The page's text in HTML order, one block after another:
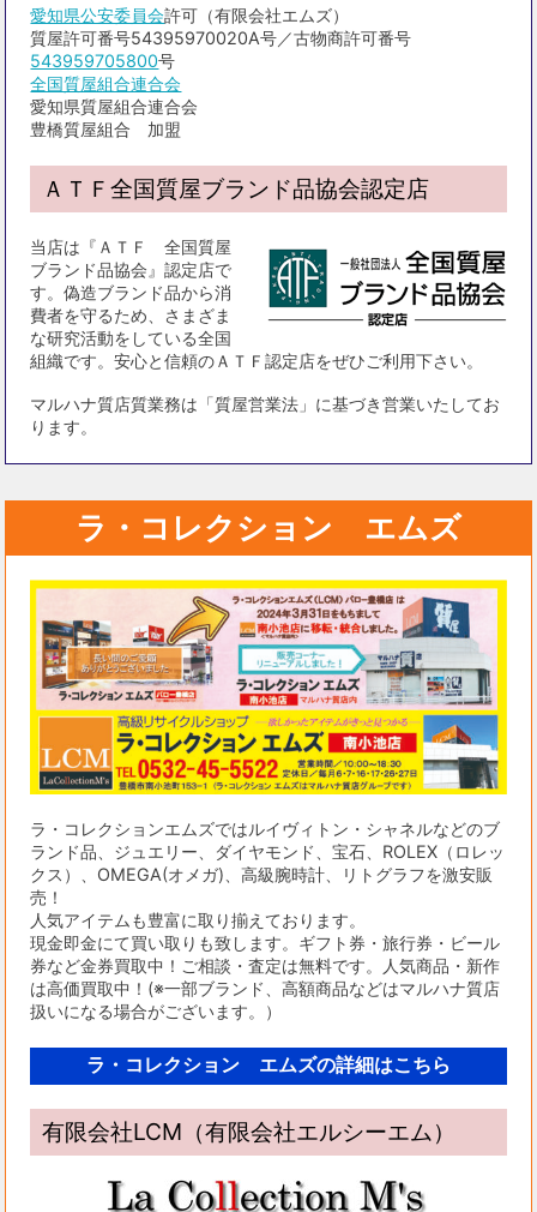
愛知県公安委員会許可（有限会社エムズ）
質屋許可番号54395970020A号／古物商許可番号
543959705800号
全国質屋組合連合会
愛知県質屋組合連合会
豊橋質屋組合 加盟
ＡＴＦ全国質屋ブランド品協会認定店
当店は『ＡＴＦ 全国質屋
ブランド品協会』認定店で
す。偽造ブランド品から消
費者を守るため、さまざま
な研究活動をしている全国
組織です。安心と信頼のＡＴＦ認定店をぜひご利用下さい。
マルハナ質店質業務は「質屋営業法」に基づき営業いたしてお
ります。
ラ・コレクション エムズ
ラ・コレクションエムズではルイヴィトン・シャネルなどのブ
ランド品、ジュエリー、ダイヤモンド、宝石、ROLEX（ロレッ
クス）、OMEGA(オメガ)、高級腕時計、リトグラフを激安販
売！
人気アイテムも豊富に取り揃えております。
現金即金にて買い取りも致します。ギフト券・旅行券・ビール
券など金券買取中！ご相談・査定は無料です。人気商品・新作
は高価買取中！(※一部ブランド、高額商品などはマルハナ質店
扱いになる場合がございます。）
ラ・コレクション エムズの詳細はこちら
有限会社LCM（有限会社エルシーエム）